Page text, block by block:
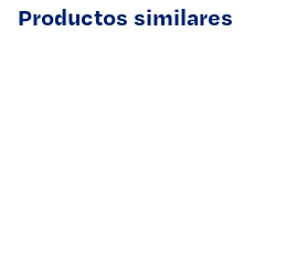
Productos similares